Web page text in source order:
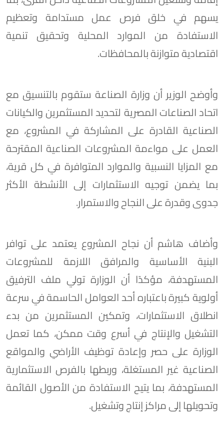
يسهم في خلق فرص عمل مستدامة وتعظيم
الاستفادة من الموارد المحلية وتحقيق تنمية
اقتصادية متوازنة بالمحافظات.
وأوضح الوزير أن وزارة الصناعة ستقوم بالتنسيق مع
اتحاد الصناعات المصرية لتحديد المستثمرين والكيانات
الصناعية القادرة على المشاركة في المشروع، مع
العمل على مواءمة المشروعات الصناعية المقترحة
مع المزايا النسبية والموارد المتوافرة في كل قرية،
بما يضمن توجيه الاستثمارات إلى الأنشطة الأكثر
جدوى وقدرة على النجاح والاستمرار.
وأضاف هاشم أن نجاح المشروع يعتمد على توافر
البنية الأساسية والمرافق اللازمة للمشروعات
المستهدفة، مؤكدًا أن الوزارة تولي ملف الترفيق
أولوية كبيرة باعتباره أحد العوامل الحاسمة في سرعة
انطلاق الاستثمارات، وتمكين المستثمرين من بدء
التشغيل والإنتاج في أسرع وقت ممكن، كما تعمل
الوزارة على حصر وإعادة توظيف الأراضي والمواقع
الصناعية غير المستغلة، وربطها بالفرص الاستثمارية
المستهدفة، بما يتيح الاستفادة من الأصول القائمة
وتحويلها إلى مراكز إنتاج وتشغيل.